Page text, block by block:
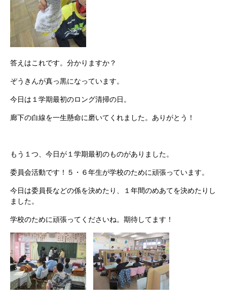
答えはこれです。分かりますか？
ぞうきんが真っ黒になっています。
今日は１学期最初のロング清掃の日。
廊下の白線を一生懸命に磨いてくれました。ありがとう！
もう１つ、今日が１学期最初のものがありました。
委員会活動です！５・６年生が学校のために頑張っています。
今日は委員長などの係を決めたり、１年間のめあてを決めたりし
ました。
学校のために頑張ってくださいね。期待してます！